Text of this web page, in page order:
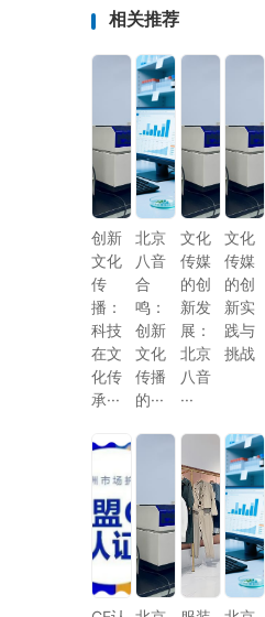
相关推荐
创新
文化
传
播：
科技
在文
化传
承···
北京
八音
合
鸣：
创新
文化
传播
的···
文化
传媒
的创
新发
展：
北京
八音
···
文化
传媒
的创
新实
践与
挑战